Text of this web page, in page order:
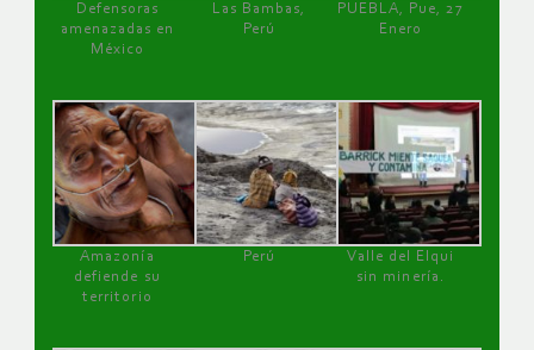
Defensoras
amenazadas en
México
Las Bambas,
Perú
PUEBLA, Pue, 27
Enero
Amazonía
defiende su
territorio
Perú
Valle del Elqui
sin minería.